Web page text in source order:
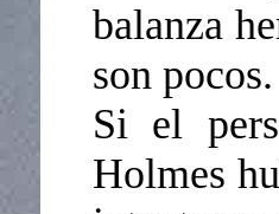
balanza
son pocos.
Si el
Holmes